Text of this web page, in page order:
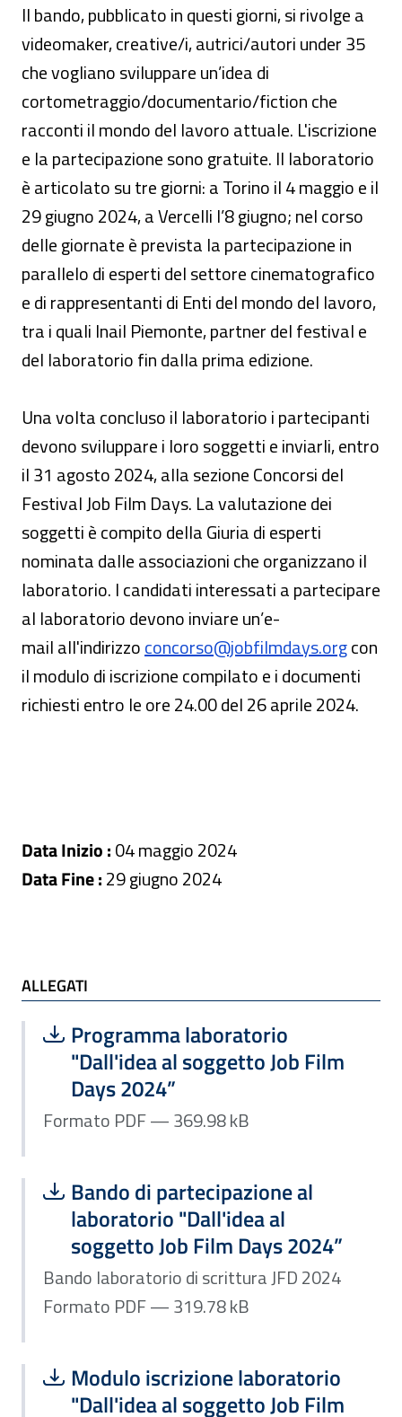
Il bando, pubblicato in questi giorni, si rivolge a
videomaker, creative/i, autrici/autori under 35
che vogliano sviluppare un’idea di
cortometraggio/documentario/fiction che
racconti il mondo del lavoro attuale. L'iscrizione
e la partecipazione sono gratuite. Il laboratorio
è articolato su tre giorni: a Torino il 4 maggio e il
29 giugno 2024, a Vercelli l’8 giugno; nel corso
delle giornate è prevista la partecipazione in
parallelo di esperti del settore cinematografico
e di rappresentanti di Enti del mondo del lavoro,
tra i quali Inail Piemonte, partner del festival e
del laboratorio fin dalla prima edizione.
Una volta concluso il laboratorio i partecipanti
devono sviluppare i loro soggetti e inviarli, entro
il 31 agosto 2024, alla sezione Concorsi del
Festival Job Film Days. La valutazione dei
soggetti è compito della Giuria di esperti
nominata dalle associazioni che organizzano il
laboratorio. I candidati interessati a partecipare
al laboratorio devono inviare un’e-
mail all'indirizzoconcorso@jobfilmdays.orgcon
il modulo di iscrizione compilato e i documenti
richiesti entro le ore 24.00 del 26 aprile 2024.
Data Inizio :04 maggio 2024
Data Fine :29 giugno 2024
ALLEGATI
ALLEGATI
Scarica file:
Programma laboratorio
"Dall'idea al soggetto Job Film
Days 2024”
Formato PDF — Dimensione 369.98 kB
Formato PDF — 369.98 kB
Scarica file:
Bando di partecipazione al
laboratorio "Dall'idea al
soggetto Job Film Days 2024”
Formato PDF — Dimensione 319.78 kB
Bando laboratorio di scrittura JFD 2024
Formato PDF — 319.78 kB
Scarica file:
Modulo iscrizione laboratorio
"Dall'idea al soggetto Job Film
Formato PDF — Dimensione 57.94 kB